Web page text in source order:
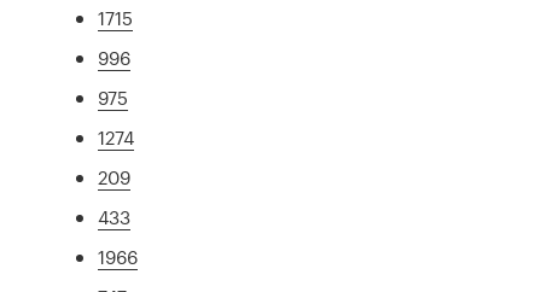
1715
996
975
1274
209
433
1966